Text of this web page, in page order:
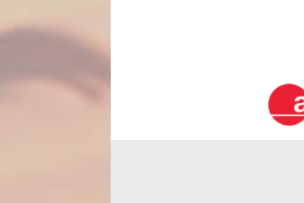
ou autre, n’hésitez
vont pouvoir réparer
intempéries. Selon
réfection totale du